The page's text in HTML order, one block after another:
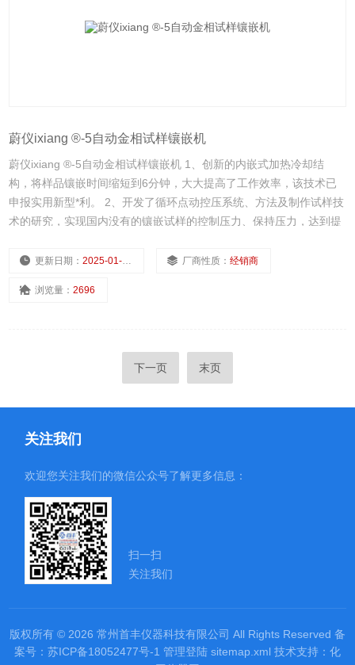
蔚仪ixiang ®-5自动金相试样镶嵌机
蔚仪ixiang ®-5自动金相试样镶嵌机 1、创新的内嵌式加热冷却结
构，将样品镶嵌时间缩短到6分钟，大大提高了工作效率，该技术已
申报实用新型*利。 2、开发了循环点动控压系统、方法及制作试样技
术的研究，实现国内没有的镶嵌试样的控制压力、保持压力，达到提
更新日期：2025-01-10 厂商性质：经销商
浏览量：2696
下一页 末页
关注我们
欢迎您关注我们的微信公众号了解更多信息：
扫一扫
关注我们
版权所有 © 2026 常州首丰仪器科技有限公司 All Rights Reserved 备
案号：苏ICP备18052477号-1 管理登陆 sitemap.xml 技术支持： 化